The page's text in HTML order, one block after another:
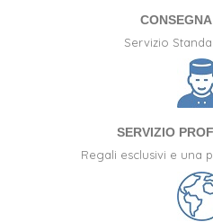
Servizio
SERVIZIO
Regali esclusivi e una